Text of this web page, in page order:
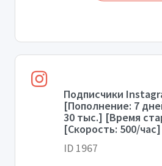
Подписчики
[Пополнение: 7
30 тыс.] [Время
[Скорость: 500/
ID 1967